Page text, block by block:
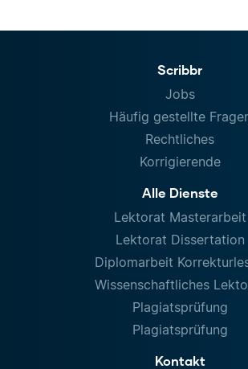
Scribbr
Jobs
Häufig gestellte
Rechtliches
Korrigierende
Alle Dienste
Lektorat Masterarbeit
Lektorat Dissertation
Diplomarbeit
Wissenschaftliches
Plagiatsprüfung
Plagiatsprüfung
Kontakt